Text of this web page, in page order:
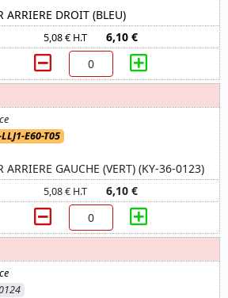
ARRIERE DROIT (BLEU)
5,08 € H.T 6,10 €
E60-T05
ARRIERE GAUCHE (VERT) (KY-36-0123)
5,08 € H.T 6,10 €